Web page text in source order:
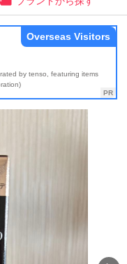
by tenso, featuring items
Overseas Visitors